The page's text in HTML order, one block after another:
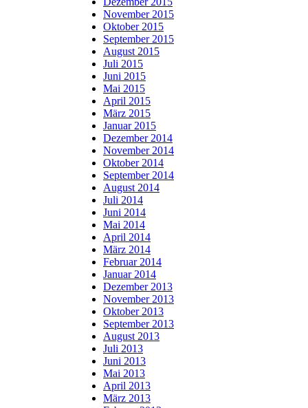
November 2015
Oktober 2015
September 2015
August 2015
Juli 2015
Juni 2015
Mai 2015
April 2015
März 2015
Januar 2015
Dezember 2014
November 2014
Oktober 2014
September 2014
August 2014
Juli 2014
Juni 2014
Mai 2014
April 2014
März 2014
Februar 2014
Januar 2014
Dezember 2013
November 2013
Oktober 2013
September 2013
August 2013
Juli 2013
Juni 2013
Mai 2013
April 2013
März 2013